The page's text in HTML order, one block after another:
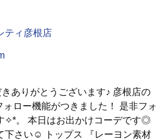
ティ彦根店
ありがとうございます♪ 彦根店の
ォロー機能がつきました！ 是非フォ
✧︎*。 本日はお出かけコーデです◎
下さい☺︎︎ トップス 『レーヨン素材